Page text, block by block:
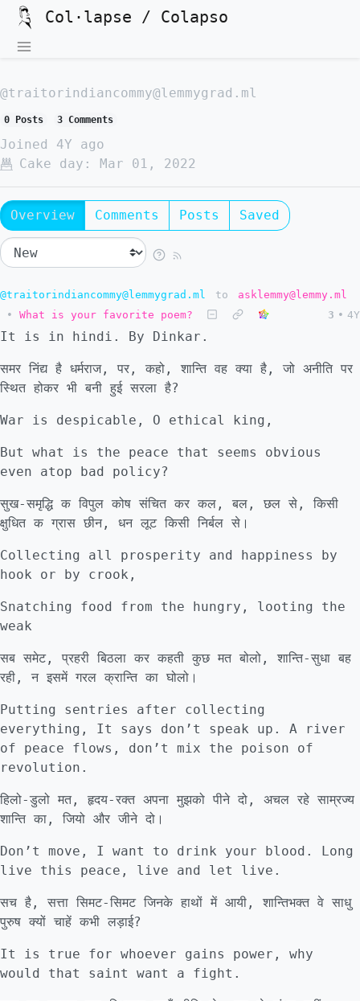
Col·lapse / Colapso
@traitorindiancommy@lemmygrad.ml
0 Posts 3 Comments
Joined
4Y ago
Cake day:
Mar 01, 2022
Overview Comments Posts Saved
@traitorindiancommy@lemmygrad.ml to
asklemmy@lemmy.ml
•
What is your favorite poem? 3 • 4Y
It is in hindi. By Dinkar.
समर निंद्य है धर्मराज, पर, कहो, शान्ति वह क्या है, जो अनीति पर
स्थित होकर भी बनी हुई सरला है?
War is despicable, O ethical king,
But what is the peace that seems obvious
even atop bad policy?
सुख-समृद्धि क विपुल कोष संचित कर कल, बल, छल से, किसी
क्षुधित क ग्रास छीन, धन लूट किसी निर्बल से।
Collecting all prosperity and happiness by
hook or by crook,
Snatching food from the hungry, looting the
weak
सब समेट, प्रहरी बिठला कर कहती कुछ मत बोलो, शान्ति-सुधा बह
रही, न इसमें गरल क्रान्ति का घोलो।
Putting sentries after collecting
everything, It says don’t speak up. A river
of peace flows, don’t mix the poison of
revolution.
हिलो-डुलो मत, हृदय-रक्त अपना मुझको पीने दो, अचल रहे साम्रज्य
शान्ति का, जियो और जीने दो।
Don’t move, I want to drink your blood. Long
live this peace, live and let live.
सच है, सत्ता सिमट-सिमट जिनके हाथों में आयी, शान्तिभक्त वे साधु
पुरुष क्यों चाहें कभी लड़ाई?
It is true for whoever gains power, why
would that saint want a fight.